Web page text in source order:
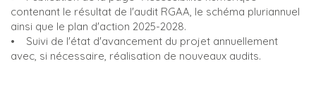
contenant le résultat de l'audit RGAA, le schéma pluriannuel
ainsi que le plan d'action 2025-2028.
• Suivi de l'état d'avancement du projet annuellement
avec, si nécessaire, réalisation de nouveaux audits.